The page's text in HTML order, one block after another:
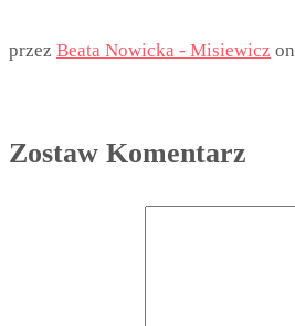
przez Beata Nowicka - Misiewicz on
Zostaw Komentarz